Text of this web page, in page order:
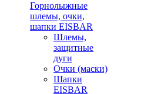
Горнолыжные
шлемы, очки,
шапки EISBAR
Шлемы,
защитные
дуги
Очки (маски)
Шапки
EISBAR